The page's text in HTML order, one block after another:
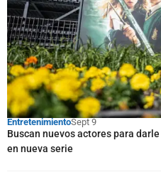
EntretenimientoSept 9
Buscan nuevos actores para
en nueva serie